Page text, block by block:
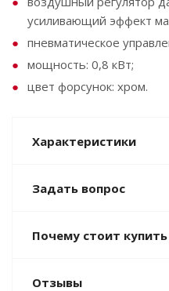
усиливающий эффект
пневматическое
мощность: 0,8 кВт;
цвет форсунок: хром.
Характеристики
Задать вопрос
Почему стоит купить
Отзывы